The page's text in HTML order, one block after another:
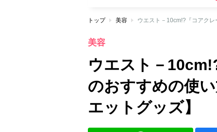
トップ 美容 ウエスト－10cm!?『コアク
美容
ウエスト－
のおすすめの使
エットグッズ】